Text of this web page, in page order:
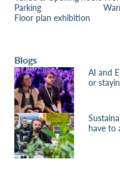
Parking
Floor plan exhibition
Blogs
AI and
or
have to